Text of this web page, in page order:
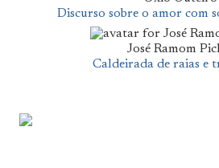
Discurso sobre o amor com
José Ramom
Caldeirada de raias e